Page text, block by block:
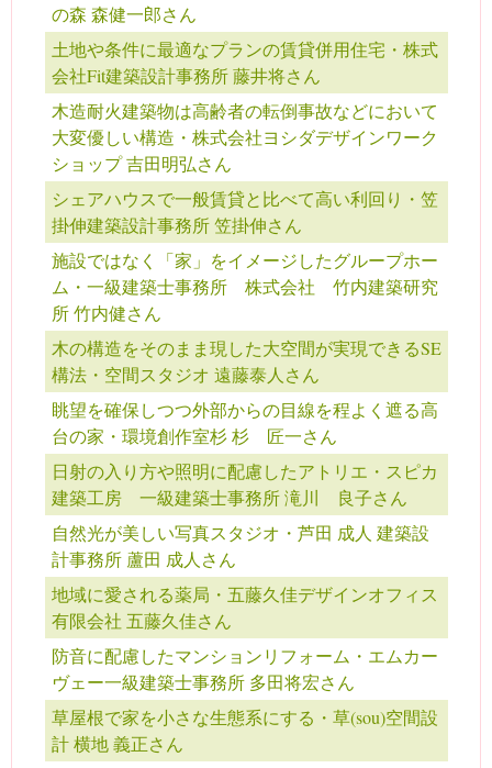
の森 森健一郎さん
土地や条件に最適なプランの賃貸併用住宅・株式
会社Fit建築設計事務所 藤井将さん
木造耐火建築物は高齢者の転倒事故などにおいて
大変優しい構造・株式会社ヨシダデザインワーク
ショップ 吉田明弘さん
シェアハウスで一般賃貸と比べて高い利回り・笠
掛伸建築設計事務所 笠掛伸さん
施設ではなく「家」をイメージしたグループホー
ム・一級建築士事務所 株式会社 竹内建築研究
所 竹内健さん
木の構造をそのまま現した大空間が実現できるSE
構法・空間スタジオ 遠藤泰人さん
眺望を確保しつつ外部からの目線を程よく遮る高
台の家・環境創作室杉 杉 匠一さん
日射の入り方や照明に配慮したアトリエ・スピカ
建築工房 一級建築士事務所 滝川 良子さん
自然光が美しい写真スタジオ・芦田 成人 建築設
計事務所 蘆田 成人さん
地域に愛される薬局・五藤久佳デザインオフィス
有限会社 五藤久佳さん
防音に配慮したマンションリフォーム・エムカー
ヴェー一級建築士事務所 多田将宏さん
草屋根で家を小さな生態系にする・草(sou)空間設
計 横地 義正さん